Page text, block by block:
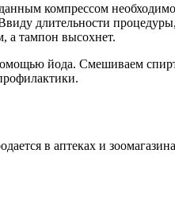
компрессом необходимо
длительности
а тампон высохнет.
йода. Смешиваем
в аптеках и